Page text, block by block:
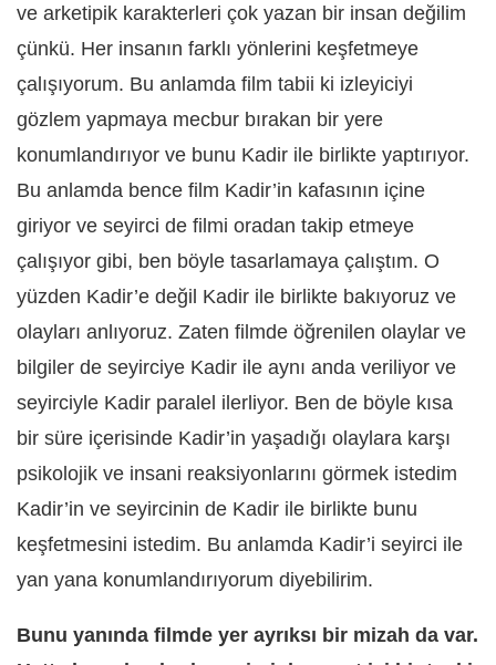
ve arketipik karakterleri çok yazan bir insan değilim
çünkü. Her insanın farklı yönlerini keşfetmeye
çalışıyorum. Bu anlamda film tabii ki izleyiciyi
gözlem yapmaya mecbur bırakan bir yere
konumlandırıyor ve bunu Kadir ile birlikte yaptırıyor.
Bu anlamda bence film Kadir’in kafasının içine
giriyor ve seyirci de filmi oradan takip etmeye
çalışıyor gibi, ben böyle tasarlamaya çalıştım. O
yüzden Kadir’e değil Kadir ile birlikte bakıyoruz ve
olayları anlıyoruz. Zaten filmde öğrenilen olaylar ve
bilgiler de seyirciye Kadir ile aynı anda veriliyor ve
seyirciyle Kadir paralel ilerliyor. Ben de böyle kısa
bir süre içerisinde Kadir’in yaşadığı olaylara karşı
psikolojik ve insani reaksiyonlarını görmek istedim
Kadir’in ve seyircinin de Kadir ile birlikte bunu
keşfetmesini istedim. Bu anlamda Kadir’i seyirci ile
yan yana konumlandırıyorum diyebilirim.
Bunu yanında filmde yer ayrıksı bir mizah da var.